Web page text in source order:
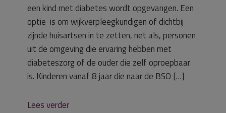
een kind met diabetes wordt opgevangen. Een
optie is om wijkverpleegkundigen of dichtbij
zijnde huisartsen in te zetten, net als, personen
uit de omgeving die ervaring hebben met
diabeteszorg of de ouder die zelf oproepbaar
is. Kinderen vanaf 8 jaar die naar de BSO […]
Lees verder